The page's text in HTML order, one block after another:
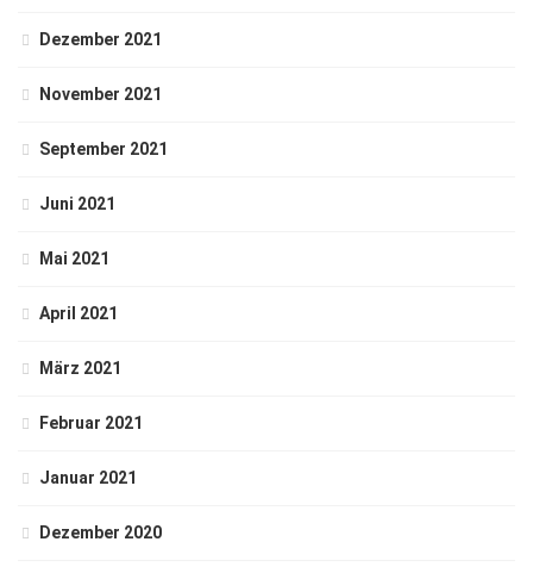
Dezember 2021
November 2021
September 2021
Juni 2021
Mai 2021
April 2021
März 2021
Februar 2021
Januar 2021
Dezember 2020